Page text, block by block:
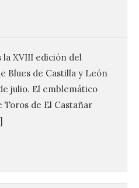
la XVIII edición del
Blues de Castilla y León
julio. El emblemático
Toros de El Castañar